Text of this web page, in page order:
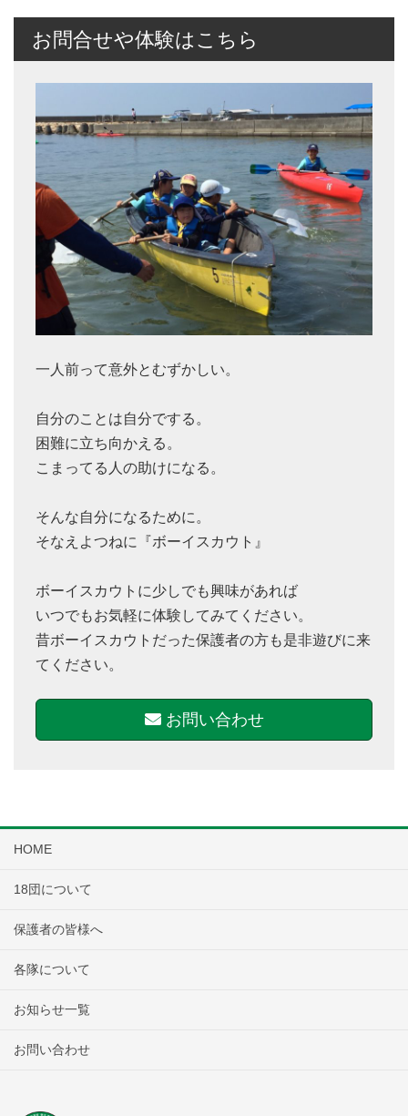
お問合せや体験はこちら
一人前って意外とむずかしい。
自分のことは自分でする。
困難に立ち向かえる。
こまってる人の助けになる。
そんな自分になるために。
そなえよつねに『ボーイスカウト』
ボーイスカウトに少しでも興味があれば
いつでもお気軽に体験してみてください。
昔ボーイスカウトだった保護者の方も是非遊びに来
てください。
お問い合わせ
HOME
18団について
保護者の皆様へ
各隊について
お知らせ一覧
お問い合わせ